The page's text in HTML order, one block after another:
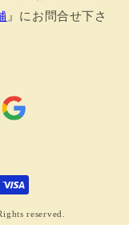
』にお問合せ下さ
Google
reserved.